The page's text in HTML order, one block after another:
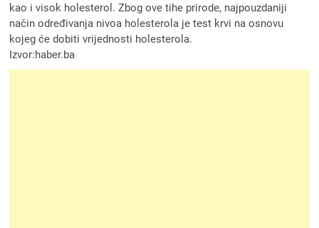
kao i visok holesterol. Zbog ove tihe prirode, najpouzdaniji
način određivanja nivoa holesterola je test krvi na osnovu
kojeg će dobiti vrijednosti holesterola.
Izvor:haber.ba